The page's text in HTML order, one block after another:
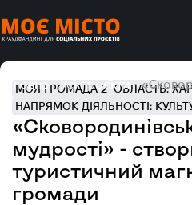
Головна Усі проєкти
МОЯ ГРОМАДА 2 ОБЛАСТЬ:
НАПРЯМОК ДІЯЛЬНОСТІ:
мудрості» -
туристичний
громади